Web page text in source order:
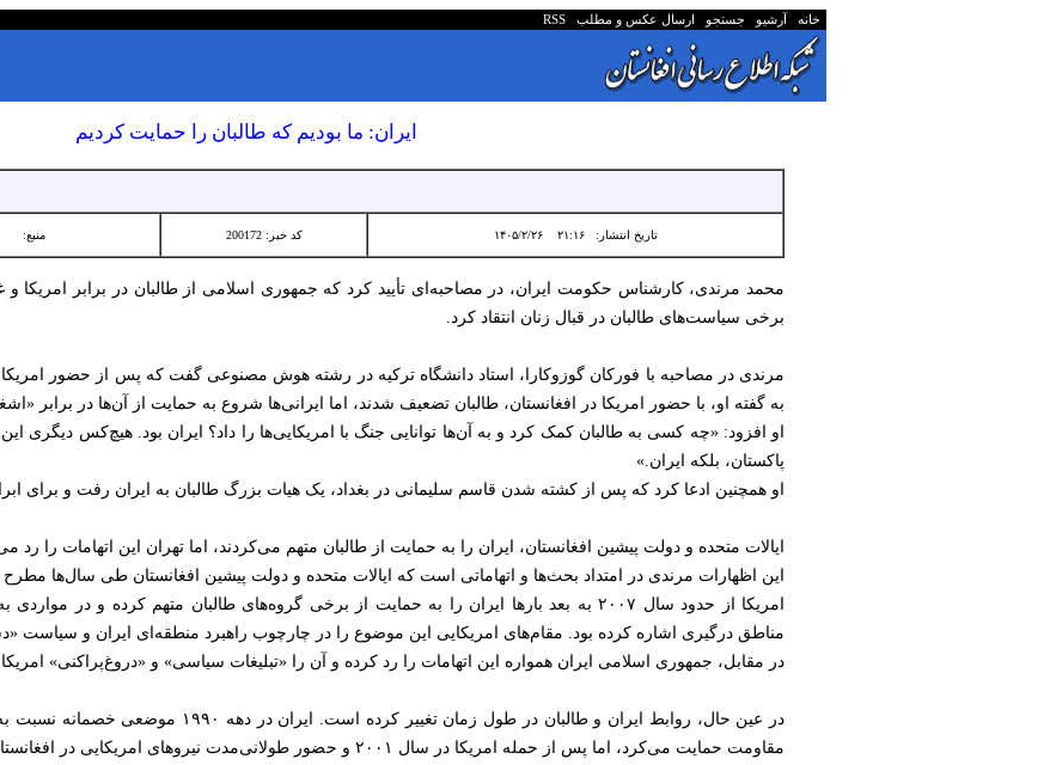
خانه آرشیو جستجو ارسال عکس و مطلب RSS
ایران: ما بودیم که طالبان را حمایت کردیم
تاریخ انتشار:۲۱:۱۶ ۱۴۰۵/۲/۲۶ کد خبر: 200172 منبع:
محمد مرندی، کارشناس حکومت ایران، در مصاحبه‌ای تأیید کرد که جمهوری اسلامی از طالبان در برابر
برخی سیاست‌های طالبان در قبال زنان انتقاد کرد.
مرندی در مصاحبه با فورکان گوزوکارا، استاد دانشگاه ترکیه در رشته هوش مصنوعی گفت که پس از حضور امریکا
به گفته او، با حضور امریکا در افغانستان، طالبان تضعیف شدند، اما ایرانی‌ها شروع به حمایت از آن‌ها در برابر
او افزود: «چه کسی به طالبان کمک کرد و به آن‌ها توانایی جنگ با امریکایی‌ها را داد؟ ایران بود. هیچ‌کس دیگری
پاکستان، بلکه ایران.»
او همچنین ادعا کرد که پس از کشته شدن قاسم سلیمانی در بغداد، یک هیات بزرگ طالبان به ایران رفت و برای
ایالات متحده و دولت پیشین افغانستان، ایران را به حمایت از طالبان متهم می‌کردند، اما تهران این اتهامات را رد
این اظهارات مرندی در امتداد بحث‌ها و اتهاماتی است که ایالات متحده و دولت پیشین افغانستان طی سال‌ها مطرح
امریکا از حدود سال ۲۰۰۷ به بعد بارها ایران را به حمایت از برخی گروه‌های طالبان متهم کرده و
مناطق درگیری اشاره کرده بود. مقام‌های امریکایی این موضوع را در چارچوب راهبرد منطقه‌ای ایران و
در مقابل، جمهوری اسلامی ایران همواره این اتهامات را رد کرده و آن را «تبلیغات سیاسی» و «دروغ‌پراکنی»
در عین حال، روابط ایران و طالبان در طول زمان
مقاومت حمایت می‌کرد، اما پس از حمله امریکا در سال ۲۰۰۱ و حضور طولانی‌مدت